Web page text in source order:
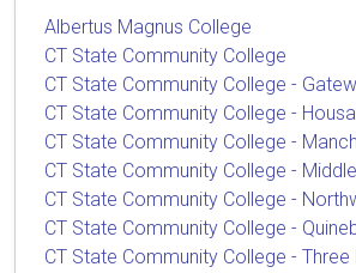
Albertus Magnus College
CT State Community College
CT State Community College -
CT State Community College -
CT State Community College -
CT State Community College -
CT State Community College -
CT State Community College -
CT State Community College - Three